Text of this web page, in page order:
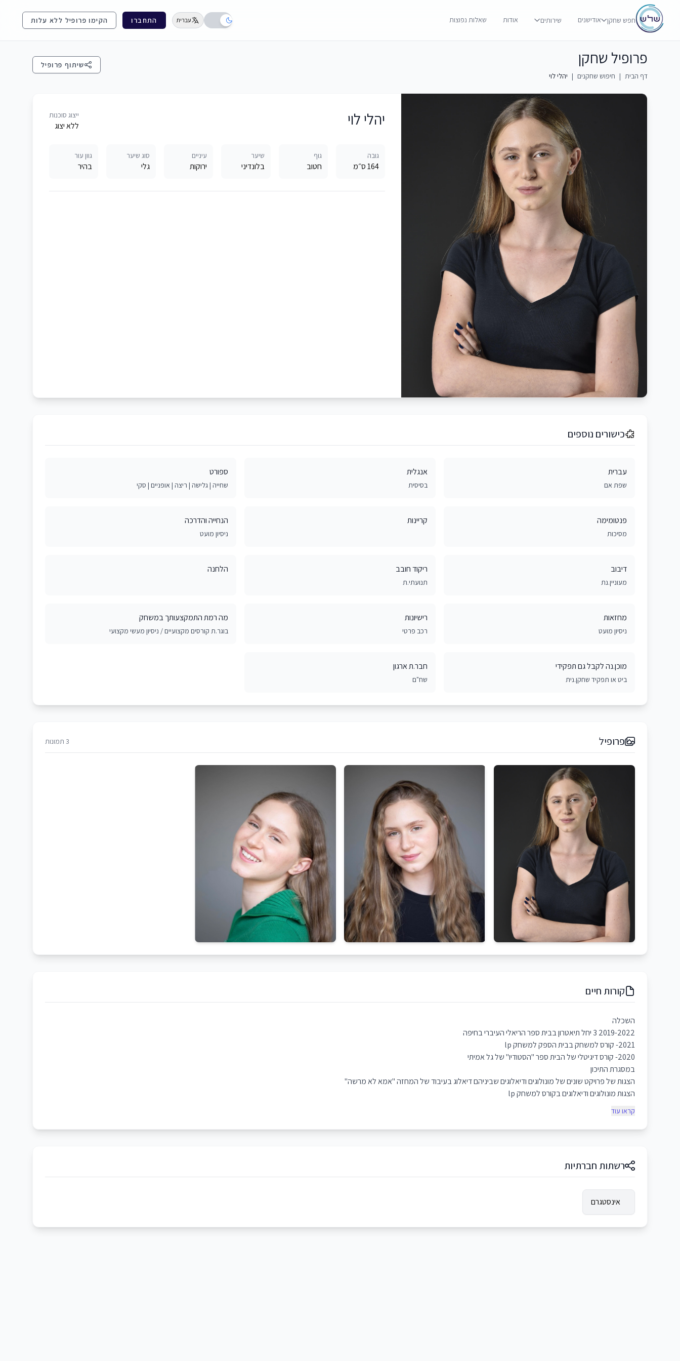
חפש שחקן אודישנים שירותים אודות שאלות נפוצות עברית התחברו הקימו פרופיל ללא עלות
פרופיל שחקן
דף הבית | חיפוש שחקנים | יהלי לוי
שיתוף פרופיל
יהלי לוי ייצוג סוכנות
ללא יצוג
גובה
164 ס״מ
גוף
חטוב
שיער
בלונדיני
עיניים
ירוקות
סוג שיער
גלי
גוון עור
בהיר
כישורים נוספים
עברית
שפת אם
אנגלית
בסיסית
ספורט
שחייה | גלישה | ריצה | אופניים | סקי
פנטומימה
מסיכות
קריינות הנחייה והדרכה
ניסיון מועט
דיבוב
מעוניין.נת
ריקוד חובב
תנועתי.ת
הלחנה
מחזאות
ניסיון מועט
רישיונות
רכב פרטי
מה רמת התמקצעותך במשחק
בוגר.ת קורסים מקצועיים / ניסיון מעשי מקצועי
מוכן.נה לקבל גם תפקידי
ביט או תפקיד שחקן.נית
חבר.ת ארגון
שח"ם
פרופיל 3 תמונות
קורות חיים
השכלה
2019-2022 3 יחל תיאטרון בבית ספר הריאלי העיברי בחיפה
2021- קורס למשחק בבית הספק למשחק lp
2020- קורס דיגיטלי של הבית ספר "הסטודיו" של גל אמיתי
במסגרת התיכון
הצגות של פרויקט שונים של מונולוגים ודיאלוגים שביניהם דיאלוג בעיבוד של המחזה "אמא לא מרשה"
הצגות מונולוגים ודיאלוגים בקורס למשחק lp
קראו עוד
רשתות חברתיות
אינסטגרם